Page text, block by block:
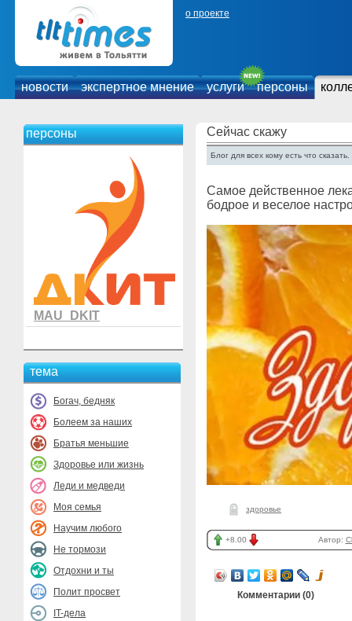
о проекте
новости экспертное мнение услуги персоны
персоны
MAU_DKIT
тема
Богач, бедняк
Болеем за наших
Братья меньшие
Здоровье или жизнь
Леди и медведи
Моя семья
Научим любого
Не тормози
Отдохни и ты
Полит просвет
IT-дела
Сейчас скажу
Блог для всех кому есть что сказать.
Самое действенное
бодрое и веселое
здоровье
+8.00 Автор:
Комментарии (0)